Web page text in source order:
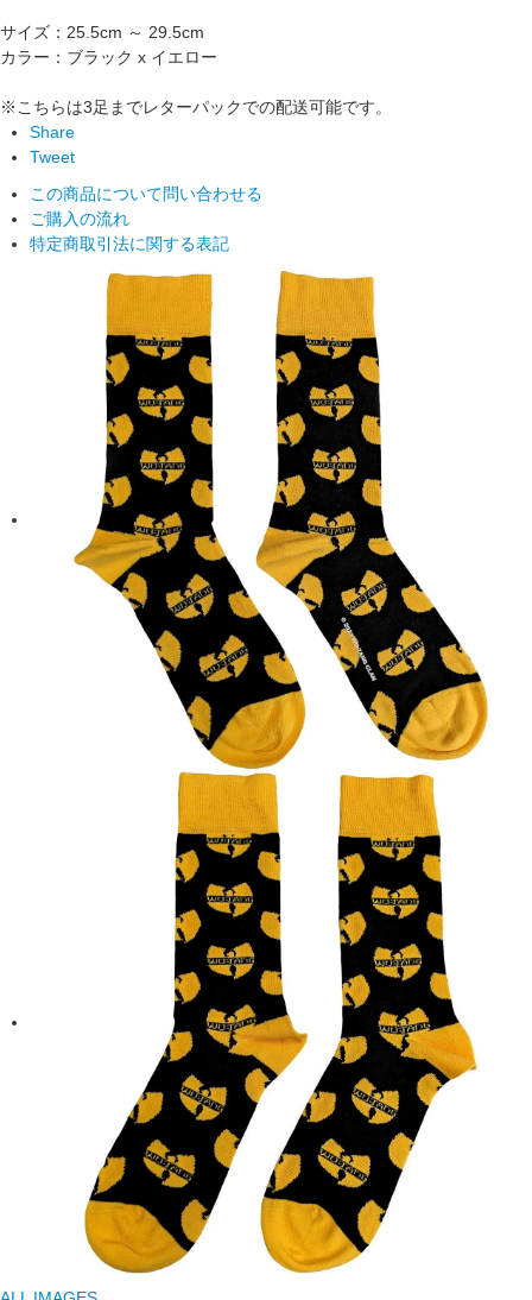
サイズ：25.5cm ～ 29.5cm
カラー：ブラック x イエロー
※こちらは3足までレターパックでの配送可能です。
Share
Tweet
この商品について問い合わせる
ご購入の流れ
特定商取引法に関する表記